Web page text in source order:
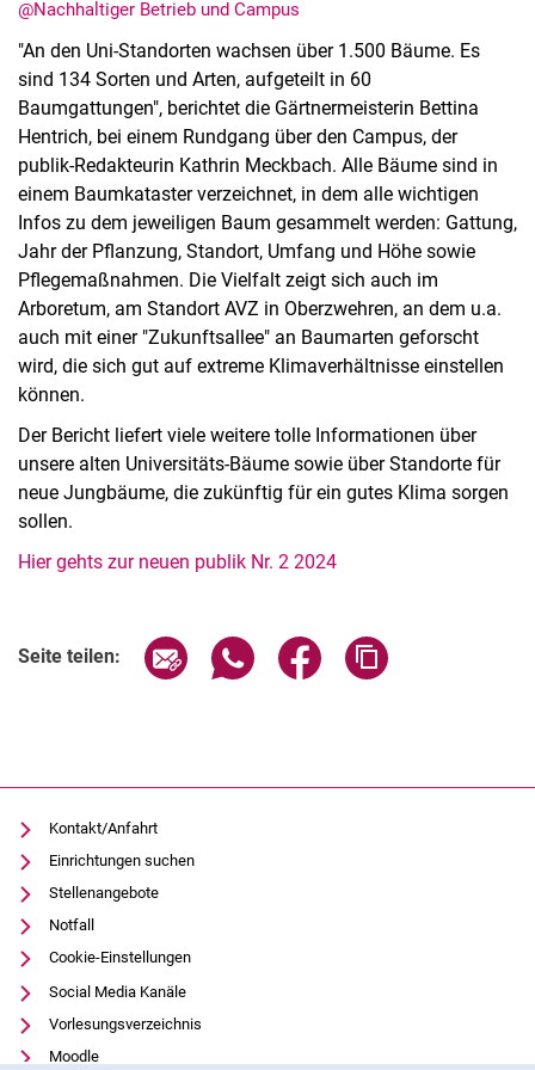
@Nachhaltiger Betrieb und Campus
"An den Uni-Standorten wachsen über 1.500 Bäume. Es
sind 134 Sorten und Arten, aufgeteilt in 60
Baumgattungen", berichtet die Gärtnermeisterin Bettina
Hentrich, bei einem Rundgang über den Campus, der
publik-Redakteurin Kathrin Meckbach. Alle Bäume sind in
einem Baumkataster verzeichnet, in dem alle wichtigen
Infos zu dem jeweiligen Baum gesammelt werden: Gattung,
Jahr der Pflanzung, Standort, Umfang und Höhe sowie
Pflegemaßnahmen. Die Vielfalt zeigt sich auch im
Arboretum, am Standort AVZ in Oberzwehren, an dem u.a.
auch mit einer "Zukunftsallee" an Baumarten geforscht
wird, die sich gut auf extreme Klimaverhältnisse einstellen
können.
Der Bericht liefert viele weitere tolle Informationen über
unsere alten Universitäts-Bäume sowie über Standorte für
neue Jungbäume, die zukünftig für ein gutes Klima sorgen
sollen.
Hier gehts zur neuen publik Nr. 2 2024
Seite teilen: Seite über E-Mail teilen
Seite über WhatsApp teilen
Seite über Facebook
Kontakt/Anfahrt
Einrichtungen suchen
Stellenangebote
Notfall
Cookie-Einstellungen
Social Media Kanäle
Vorlesungsverzeichnis
Moodle